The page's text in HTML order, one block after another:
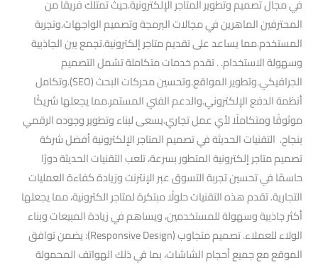
في مجال تصميم وتطوير المتاجر الإلكترونية.حيث تمتلك فريقًا من
المحترفين الماهرين في مجالات البرمجة وتصميم الواجهات.وتجربة
المستخدم.مما يساعد على تقديم متاجر إلكترونية.تجمع بين الجاذبية
وسهولة الاستخدام. . تقدم خدمات متكاملة تشمل التصميم
الجرافيكي.وتطوير المواقع.وتحسين محركات البحث (SEO).وتكامل
أنظمة الدفع الإلكتروني.والدعم الفني المستمر.مما يجعلها شريكًا
موثوقًا ومتكاملًا لأي عمل تجاري.يسعى لبناء وتطوير وجوده الرقمي
بنجاح. التقنيات الحديثة في تصميم المتاجر الإلكترونية أفضل شركة
تصميم متاجر إلكترونية المتطور بسرعة، تلعب التقنيات الحديثة دورًا
حاسمًا في تحسين تجربة التسوق عبر الإنترنت وزيادة كفاءة العمليات
التجارية. تقدم هذه التقنيات حلولًا مبتكرة لمتاجر الكترونية، مما يجعلها
أكثر جاذبية وسهولة للمستخدمين، ويساهم في زيادة المبيعات وبناء
الولاء للعملاء. تصميم متجاوب (Responsive Design): يضمن توافق
الموقع مع جميع أحجام الشاشات، بما في ذلك الهواتف المحمولة